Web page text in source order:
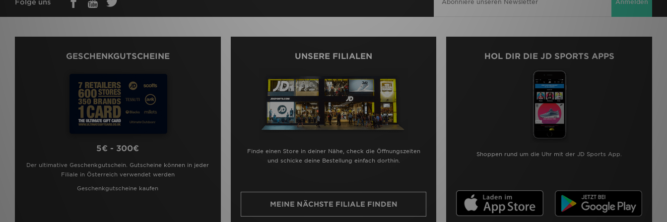
Folge uns Anmelden
GESCHENKGUTSCHEINE
5€ - 300€
Der ultimative Geschenkgutschein. Gutscheine können in jeder
Filiale in Österreich verwendet werden
Geschenkgutscheine kaufen
UNSERE FILIALEN
Finde einen Store in deiner Nähe, check die Öffnungszeiten
und schicke deine Bestellung einfach dorthin.
MEINE NÄCHSTE FILIALE FINDEN
HOL DIR DIE JD SPORTS APPS
Shoppen rund um die Uhr mit der JD Sports App.